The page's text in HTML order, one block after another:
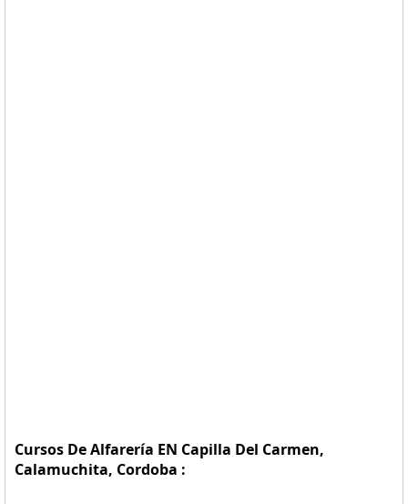
Cursos De Alfarería EN Capilla Del Carmen,
Calamuchita, Cordoba :